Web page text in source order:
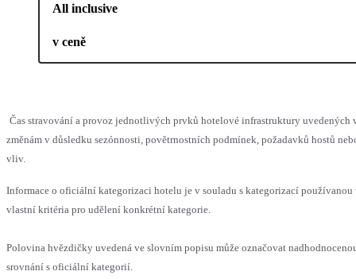
All inclusive
v ceně
Čas stravování a provoz jednotlivých prvků hotelové infrastruktury uvedených
změnám v důsledku sezónnosti, povětrnostních podmínek, požadavků hostů
vliv.
Informace o oficiální kategorizaci hotelu je v souladu s kategorizací používanou
vlastní kritéria pro udělení konkrétní kategorie.
Polovina hvězdičky uvedená ve slovním popisu může označovat
srovnání s oficiální kategorií.